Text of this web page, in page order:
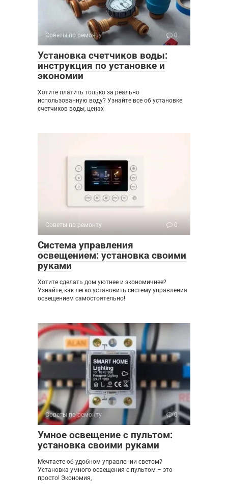
Советы по ремонту 0
Установка счетчиков воды:
инструкция по установке и
экономии
Хотите платить только за реально
использованную воду? Узнайте все об установке
счетчиков воды, ценах
Советы по ремонту 0
Система управления
освещением: установка своими
руками
Хотите сделать дом уютнее и экономичнее?
Узнайте, как легко установить систему управления
освещением самостоятельно!
Советы по ремонту 0
Умное освещение с пультом:
установка своими руками
Мечтаете об удобном управлении светом?
Установка умного освещения с пультом – это
просто! Экономия,